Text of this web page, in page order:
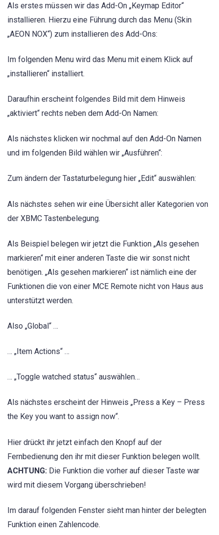
Als erstes müssen wir das Add-On „Keymap Editor“
installieren. Hierzu eine Führung durch das Menu (Skin
„AEON NOX“) zum installieren des Add-Ons:
Im folgenden Menu wird das Menu mit einem Klick auf
„installieren“ installiert.
Daraufhin erscheint folgendes Bild mit dem Hinweis
„aktiviert“ rechts neben dem Add-On Namen:
Als nächstes klicken wir nochmal auf den Add-On Namen
und im folgenden Bild wählen wir „Ausführen“:
Zum ändern der Tastaturbelegung hier „Edit“ auswählen:
Als nächstes sehen wir eine Übersicht aller Kategorien von
der XBMC Tastenbelegung.
Als Beispiel belegen wir jetzt die Funktion „Als gesehen
markieren“ mit einer anderen Taste die wir sonst nicht
benötigen. „Als gesehen markieren“ ist nämlich eine der
Funktionen die von einer MCE Remote nicht von Haus aus
unterstützt werden.
Also „Global“ …
… „Item Actions“ …
… „Toggle watched status“ auswählen…
Als nächstes erscheint der Hinweis „Press a Key – Press
the Key you want to assign now“.
Hier drückt ihr jetzt einfach den Knopf auf der
Fernbedienung den ihr mit dieser Funktion belegen wollt.
ACHTUNG: Die Funktion die vorher auf dieser Taste war
wird mit diesem Vorgang überschrieben!
Im darauf folgenden Fenster sieht man hinter der belegten
Funktion einen Zahlencode.